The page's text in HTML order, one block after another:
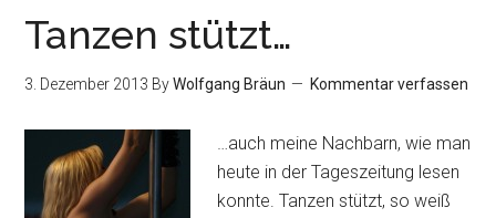
Tanzen stützt…
3. Dezember 2013 ByWolfgang Bräun Kommentar verfassen
…auch meine Nachbarn, wie man
heute in der Tageszeitung lesen
konnte. Tanzen stützt, so weiß